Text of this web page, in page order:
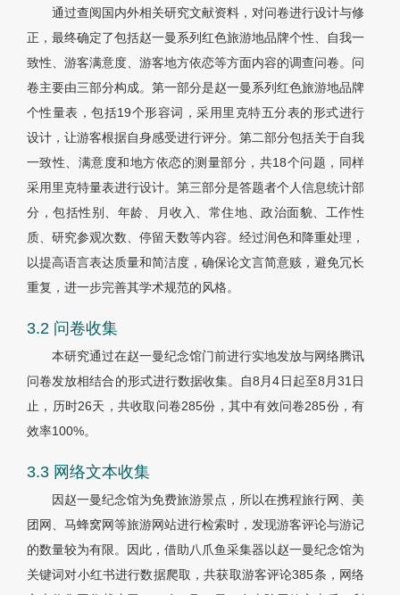
通过查阅国内外相关研究文献资料，对问卷进行设计与修
正，最终确定了包括赵一曼系列红色旅游地品牌个性、自我一
致性、游客满意度、游客地方依恋等方面内容的调查问卷。问
卷主要由三部分构成。第一部分是赵一曼系列红色旅游地品牌
个性量表，包括19个形容词，采用里克特五分表的形式进行
设计，让游客根据自身感受进行评分。第二部分包括关于自我
一致性、满意度和地方依恋的测量部分，共18个问题，同样
采用里克特量表进行设计。第三部分是答题者个人信息统计部
分，包括性别、年龄、月收入、常住地、政治面貌、工作性
质、研究参观次数、停留天数等内容。经过润色和降重处理，
以提高语言表达质量和简洁度，确保论文言简意赅，避免冗长
重复，进一步完善其学术规范的风格。
3.2 问卷收集
本研究通过在赵一曼纪念馆门前进行实地发放与网络腾讯
问卷发放相结合的形式进行数据收集。自8月4日起至8月31日
止，历时26天，共收取问卷285份，其中有效问卷285份，有
效率100%。
3.3 网络文本收集
因赵一曼纪念馆为免费旅游景点，所以在携程旅行网、美
团网、马蜂窝网等旅游网站进行检索时，发现游客评论与游记
的数量较为有限。因此，借助八爪鱼采集器以赵一曼纪念馆为
关键词对小红书进行数据爬取，共获取游客评论385条，网络